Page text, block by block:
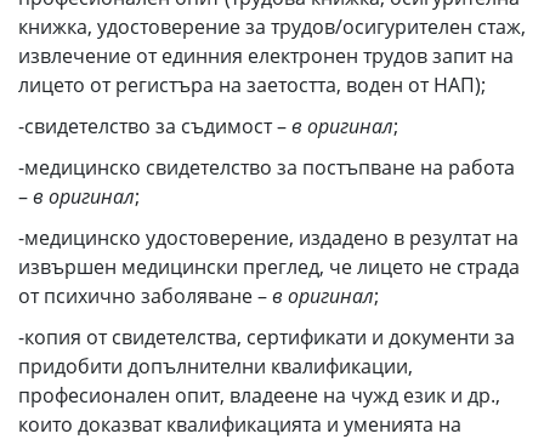
книжка, удостоверение за трудов/осигурителен стаж,
извлечение от единния електронен трудов запит на
лицето от регистъра на заетостта, воден от НАП);
-свидетелство за съдимост –в оригинал;
-медицинско свидетелство за постъпване на работа
–в оригинал;
-медицинско удостоверение, издадено в резултат на
извършен медицински преглед, че лицето не страда
от психично заболяване –в оригинал;
-копия от свидетелства, сертификати и документи за
придобити допълнителни квалификации,
професионален опит, владеене на чужд език и др.,
които доказват квалификацията и уменията на